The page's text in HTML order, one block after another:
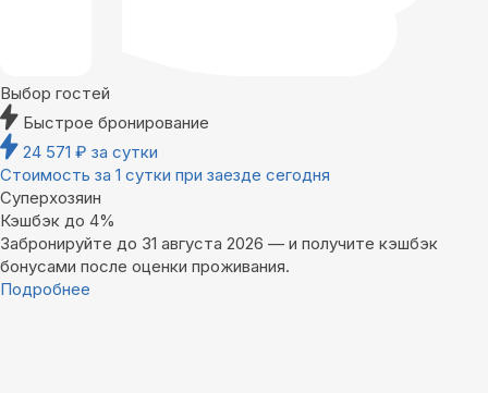
Выбор гостей
Быстрое бронирование
24 571 ₽ за сутки
Стоимость за 1 сутки при заезде сегодня
Суперхозяин
Кэшбэк до 4%
Забронируйте до 31 августа 2026 — и получите кэшбэк
бонусами после оценки проживания.
Подробнее